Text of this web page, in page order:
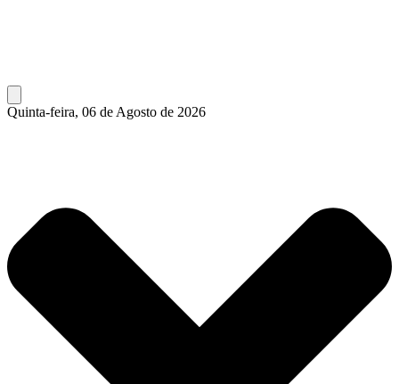
Quinta-feira, 06 de Agosto de 2026